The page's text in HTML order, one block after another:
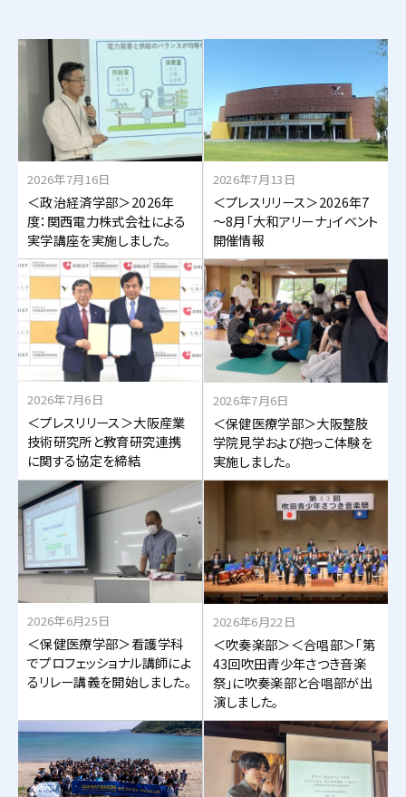
2026年7月16日
＜政治経済学部＞2026年
度：関西電力株式会社による
実学講座を実施しました。
2026年7月13日
＜プレスリリース＞2026年7
～8月「大和アリーナ」イベント
開催情報
2026年7月6日
＜プレスリリース＞大阪産業
技術研究所と教育研究連携
に関する協定を締結
2026年7月6日
＜保健医療学部＞大阪整肢
学院見学および抱っこ体験を
実施しました。
2026年6月25日
＜保健医療学部＞看護学科
でプロフェッショナル講師によ
るリレー講義を開始しました。
2026年6月22日
＜吹奏楽部＞＜合唱部＞「第
43回吹田青少年さつき音楽
祭」に吹奏楽部と合唱部が出
演しました。